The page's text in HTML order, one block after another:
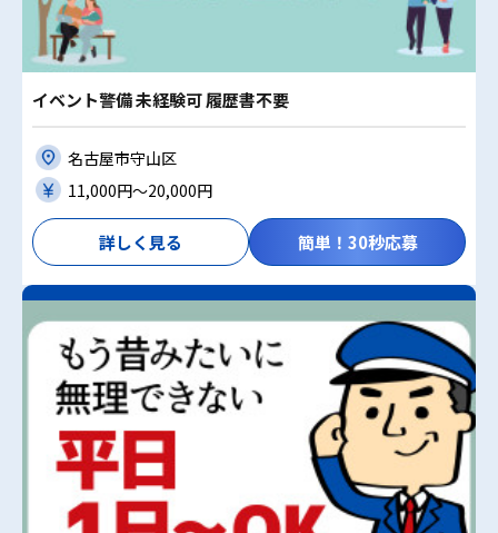
イベント警備 未経験可 履歴書不要
名古屋市守山区
11,000円〜20,000円
詳しく見る 簡単！30秒応募